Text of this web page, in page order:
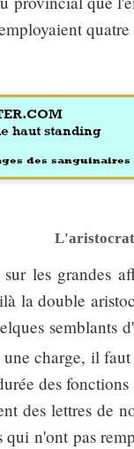
les grandes
la double
semblants
charge, il
des
des lettres de
qui n'ont pas